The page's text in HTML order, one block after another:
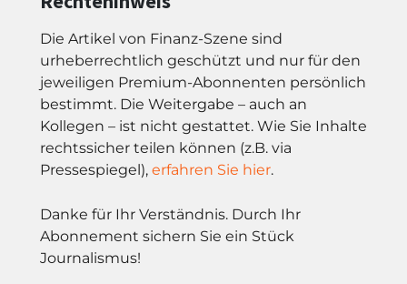
Die Artikel von Finanz-Szene sind
urheberrechtlich geschützt und nur für den
jeweiligen Premium-Abonnenten persönlich
bestimmt. Die Weitergabe – auch an
Kollegen – ist nicht gestattet. Wie Sie Inhalte
rechtssicher teilen können (z.B. via
Pressespiegel), erfahren Sie hier.
Danke für Ihr Verständnis. Durch Ihr
Abonnement sichern Sie ein Stück
Journalismus!